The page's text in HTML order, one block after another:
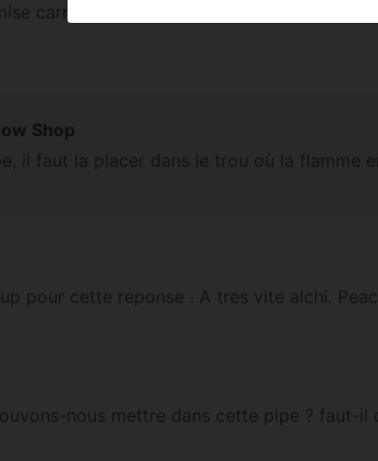
carrément dans l autr partie de la pipe
Shop
il faut la placer dans le trou où la flamme
pour cette reponse . A tres vite alchi.
nous mettre dans cette pipe ? faut-il